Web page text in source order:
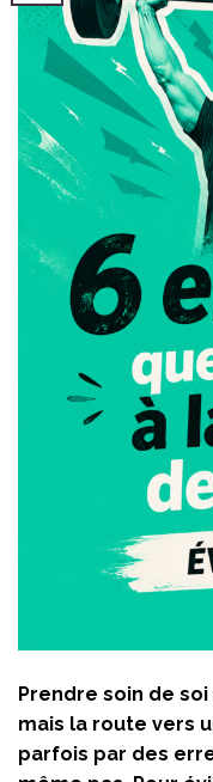
Prendre soin de
mais la route vers
parfois par des